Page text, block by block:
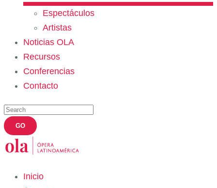
Espectáculos
Artistas
Noticias OLA
Recursos
Conferencias
Contacto
Inicio